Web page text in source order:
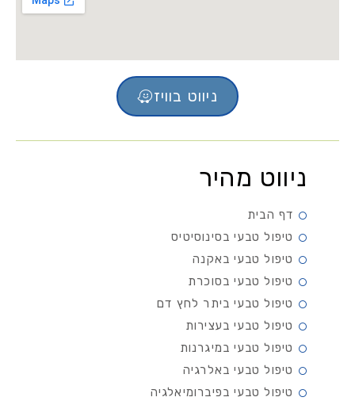
ניווט בוויז
ניווט מהיר
דף הבית
טיפול טבעי בסינוסיטיס
טיפול טבעי באקנה
טיפול טבעי בסוכרת
טיפול טבעי ביתר לחץ דם
טיפול טבעי בעצירות
טיפול טבעי במיגרנות
טיפול טבעי באלרגיה
טיפול טבעי בפיברומיאלגיה